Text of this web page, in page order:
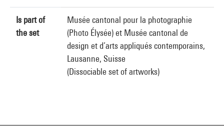
Is part of
the set
Musée cantonal pour la photographie
(Photo Élysée) et Musée cantonal de
design et d’arts appliqués contemporains,
Lausanne, Suisse
(Dissociable set of artworks)